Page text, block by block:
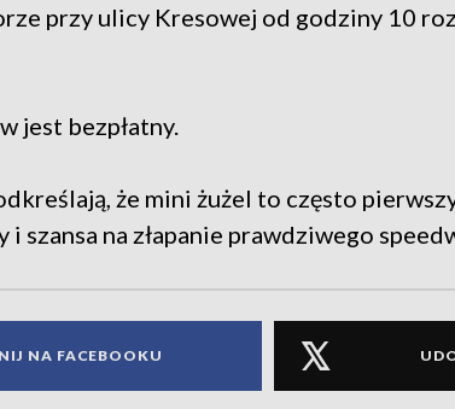
przy ulicy Kresowej od godziny 10
jest bezpłatny.
że mini żużel to często
szansa na złapanie prawdziwego
NA FACEBOOKU